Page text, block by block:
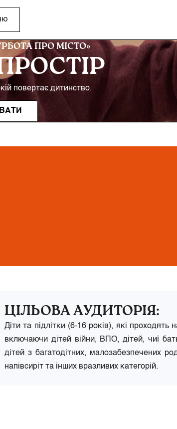
ПРО МІСТО»
повертає дитинство.
ЦІЛЬОВА АУДИТОРІЯ:
Діти та підлітки (6-16 років), які проходять
включаючи дітей війни, ВПО, дітей, чиї
дітей з багатодітних, малозабезпечених
напівсиріт та інших вразливих категорій.